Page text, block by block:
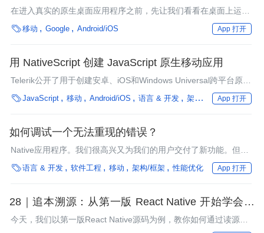
在进入真实的原生桌面应用程序之前，先让我们看看在桌面上运行
的Flutter可以为开发移动设备的人们带来哪些好处。
移动 Google Android/iOS App 打开
用 NativeScript 创建 JavaScript 原生移动应用
Telerik公开了用于创建安卓、iOS和Windows Universal跨平台原生
应用的框架，NativeScript的公共访问权限。
JavaScript 移动 Android/iOS 语言 & 开发 架构 性能优化
App 打开
如何调试一个无法重现的错误？
Native应用程序。我们很高兴又为我们的用户交付了新功能。但
是，恐怖的事情发生了！发布几个小时后，我们突然收到很多
Android崩溃事件。
语言 & 开发 软件工程 移动 架构/框架 性能优化 App 打开
28｜追本溯源：从第一版 React Native 开始学会读
懂源码
今天，我们以第一版React Native源码为例，教你如何通过读源